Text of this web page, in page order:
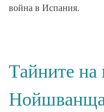
война в Испания.
Тайните